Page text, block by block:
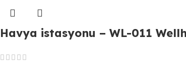
Havya istasyonu – WL-011